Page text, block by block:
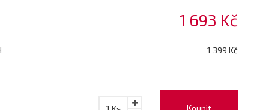
1 693 Kč
1 399 Kč
Koupit